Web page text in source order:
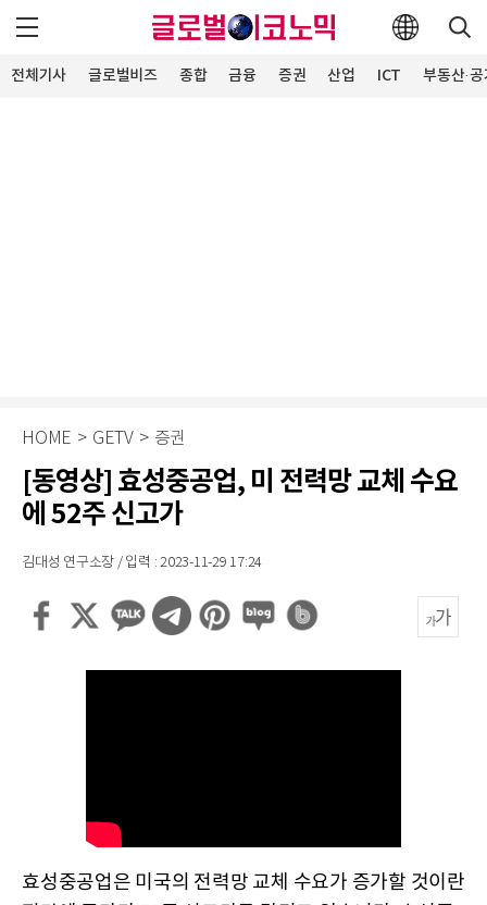
전체기사 글로벌비즈 종합 금융 증권 산업 ICT 부동산·
HOME > GETV > 증권
[동영상] 효성중공업, 미 전력망 교체 수요
에 52주 신고가
김대성 연구소장 / 입력 : 2023-11-29 17:24
효성중공업은 미국의 전력망 교체 수요가 증가할 것이란